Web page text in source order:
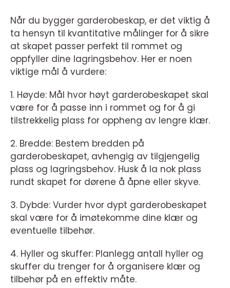
Når du bygger garderobeskap, er det viktig å
ta hensyn til kvantitative målinger for å sikre
at skapet passer perfekt til rommet og
oppfyller dine lagringsbehov. Her er noen
viktige mål å vurdere:
1. Høyde: Mål hvor høyt garderobeskapet skal
være for å passe inn i rommet og for å gi
tilstrekkelig plass for oppheng av lengre klær.
2. Bredde: Bestem bredden på
garderobeskapet, avhengig av tilgjengelig
plass og lagringsbehov. Husk å la nok plass
rundt skapet for dørene å åpne eller skyve.
3. Dybde: Vurder hvor dypt garderobeskapet
skal være for å imøtekomme dine klær og
eventuelle tilbehør.
4. Hyller og skuffer: Planlegg antall hyller og
skuffer du trenger for å organisere klær og
tilbehør på en effektiv måte.